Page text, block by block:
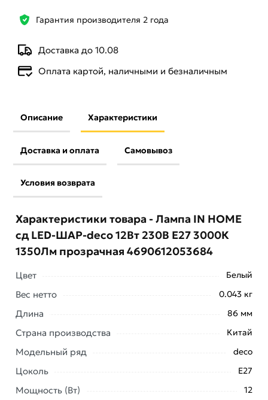
Гарантия производителя 2 года
Доставка до 10.08
Оплата картой, наличными и безналичным
Описание Характеристики
Доставка и оплата Самовывоз
Условия возврата
Условия доставки и цены на товар Лампа IN HOME сд
LED-ШАР-deco 12Вт 230В Е27 3000К 1350Лм
Характеристики товара - Лампа IN HOME
сд LED-ШАР-deco 12Вт 230В Е27 3000К
1350Лм прозрачная 4690612053684
Цвет Белый
Вес нетто 0.043 кг
Длина 86 мм
Страна производства Китай
Модельный ряд deco
Цоколь E27
Мощность (Вт) 12